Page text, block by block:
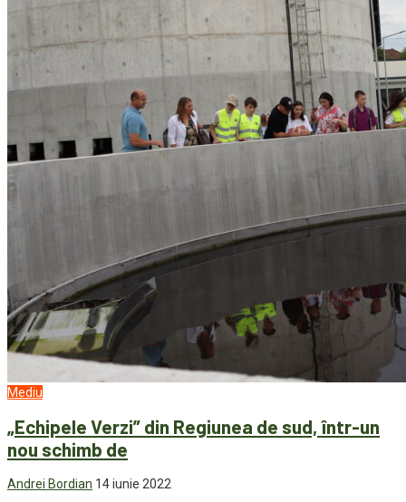
Mediu
„Echipele Verzi” din Regiunea de sud, într-un
nou schimb de
Andrei Bordian 14 iunie 2022